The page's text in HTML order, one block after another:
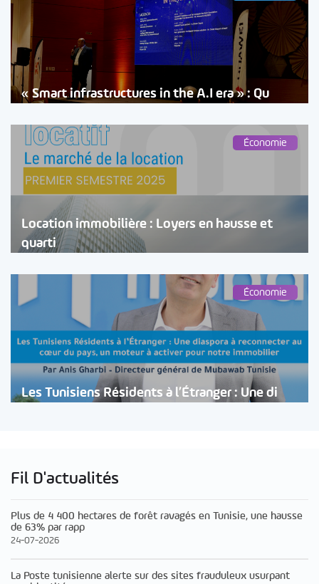
« Smart infrastructures in the A.I era » : Qu
Économie
Location immobilière : Loyers en hausse et
quarti
Économie
Les Tunisiens Résidents à l’Étranger : Une di
Fil D'actualités
Plus de 4 400 hectares de forêt ravagés en Tunisie, une hausse
de 63% par rapp
24-07-2026
La Poste tunisienne alerte sur des sites frauduleux usurpant